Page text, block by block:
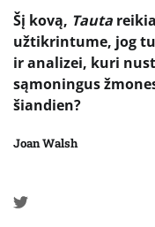
Šį kovą, Tauta
užtikrintume, jog
ir analizei, kuri
sąmoningus
šiandien?
Joan Walsh